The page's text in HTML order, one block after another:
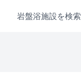
岩盤浴施設を検索